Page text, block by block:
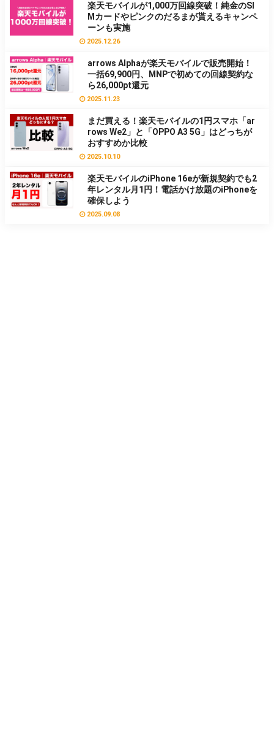
楽天モバイルが1,000万回線突破！純金のSI
Mカードやピンクのだるまが貰えるキャンペ
ーンも実施
2025.12.26
arrows Alphaが楽天モバイルで販売開始！
一括69,900円、MNPで初めての回線契約な
ら26,000pt還元
2025.11.23
まだ買える！楽天モバイルの1円スマホ「ar
rows We2」と「OPPO A3 5G」はどっちが
おすすめか比較
2025.10.10
楽天モバイルのiPhone 16eが新規契約でも2
年レンタル月1円！電話かけ放題のiPhoneを
確保しよう
2025.09.08